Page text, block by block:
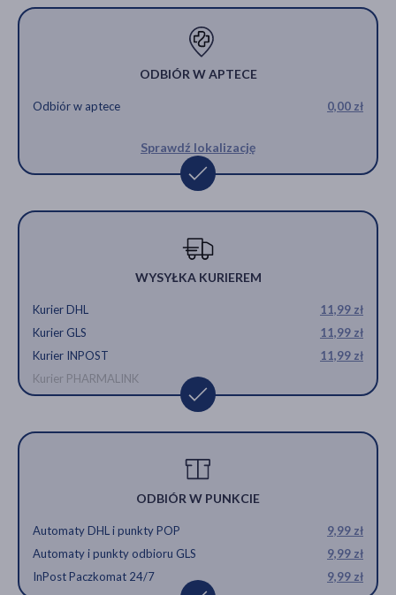
ODBIÓR W APTECE
Odbiór w aptece 0,00 zł
Sprawdź lokalizację
WYSYŁKA KURIEREM
Kurier DHL
11,99 zł
Kurier GLS
11,99 zł
Kurier INPOST
11,99 zł
Kurier PHARMALINK
ODBIÓR W PUNKCIE
Automaty DHL i punkty POP
9,99 zł
Automaty i punkty odbioru GLS
9,99 zł
InPost Paczkomat 24/7
9,99 zł